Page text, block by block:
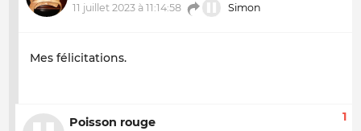
11 juillet 2023 à 11:14:58 Simon
Mes félicitations.
Poisson rouge 1